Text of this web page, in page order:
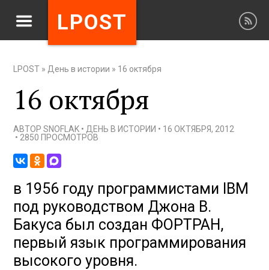
LPOST
LPOST » День в истории » 16 октября
16 октября
АВТОРSNOFLAK • ДЕНЬ В ИСТОРИИ • 16 ОКТЯБРЯ, 2012
• 2850 ПРОСМОТРОВ
в 1956 году программистами IBM
под руководством Джона В.
Бакуса был создан ФОРТРАН,
первый язык программирования
высокого уровня.